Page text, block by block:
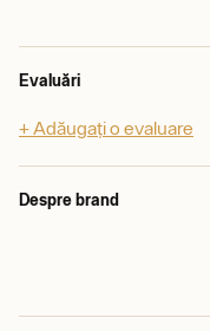
Evaluări
+ Adăugați o evaluare
Despre brand